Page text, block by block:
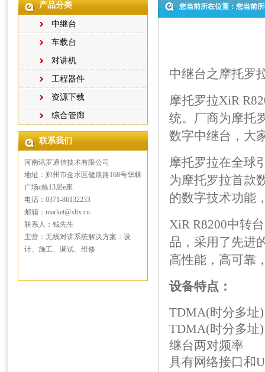
产品分类
中继台
车载台
对讲机
工程器件
资源下载
综合管廊
联系我们
河南讯罗通信技术有限公司
地址：郑州市金水区健康路168号华林
广场c栋13层e座
电话：0371-86132233
邮箱：market@xltx.cn
联系人：钱先生
主营：无线对讲系统解决方案：设
计、施工、调试、维修
您当前所在位置：您当前
中继台之摩托罗
摩托罗拉XiR
统。厂商为摩托
数字中继台，大
摩托罗拉在全球
为摩托罗拉首款
的数字技术功能
XiR R8200中转
品，采用了先进
高性能，高可靠
设备特点：
TDMA(时分多址
TDMA(时分多址
继台两对频率
具有网络接口和